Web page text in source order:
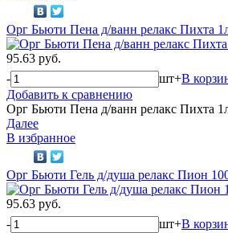
Орг Бьюти Пена д/ванн релакс Пихта
95.63 руб.
-
шт+В
Добавить к сравнению
Орг Бьюти Пена д/ванн релакс Пихта
Далее
В избранное
Орг Бьюти Гель д/душа релакс Пион
95.63 руб.
-
шт+В